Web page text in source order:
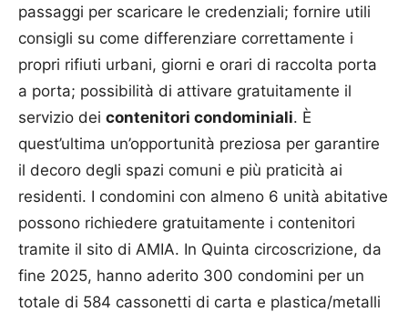
passaggi per scaricare le credenziali; fornire utili
consigli su come differenziare correttamente i
propri rifiuti urbani, giorni e orari di raccolta porta
a porta; possibilità di attivare gratuitamente il
servizio dei contenitori condominiali. È
quest’ultima un’opportunità preziosa per garantire
il decoro degli spazi comuni e più praticità ai
residenti. I condomini con almeno 6 unità abitative
possono richiedere gratuitamente i contenitori
tramite il sito di AMIA. In Quinta circoscrizione, da
fine 2025, hanno aderito 300 condomini per un
totale di 584 cassonetti di carta e plastica/metalli